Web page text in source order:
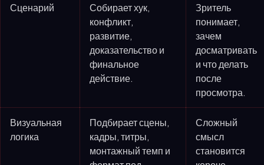
Сценарий
Собирает хук,
конфликт,
развитие,
доказательство и
финальное
действие.
Зритель
понимает,
зачем
досматривать
и что делать
после
просмотра.
Визуальная
логика
Подбирает сцены,
кадры, титры,
монтажный темп и
Сложный
смысл
становится